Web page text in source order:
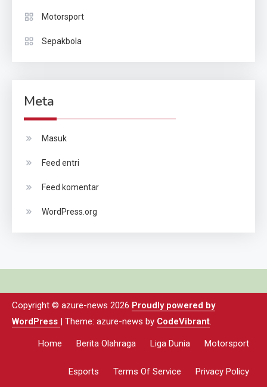
Motorsport
Sepakbola
Meta
Masuk
Feed entri
Feed komentar
WordPress.org
Copyright © azure-news 2026 Proudly powered by
WordPress | Theme: azure-news by CodeVibrant
Home Berita Olahraga Liga Dunia Motorsport
Esports Terms Of Service Privacy Policy